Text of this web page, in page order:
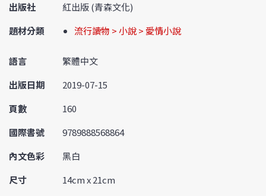
出版社
紅出版 (青森文化)
題材分類
流行讀物 > 小說 > 愛情小說
語言
繁體中文
出版日期
2019-07-15
頁數
160
國際書號
9789888568864
內文色彩
黑白
尺寸
14cm x 21cm